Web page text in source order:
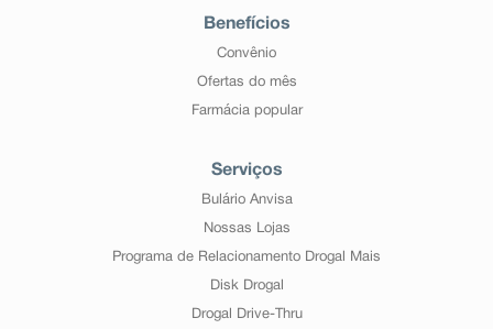
Benefícios
Convênio
Ofertas do mês
Farmácia popular
Serviços
Bulário Anvisa
Nossas Lojas
Programa de Relacionamento Drogal Mais
Disk Drogal
Drogal Drive-Thru